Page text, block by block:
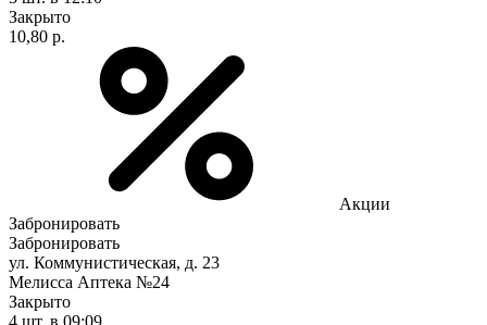
Закрыто
10,80 р.
Акции
Забронировать
Забронировать
ул. Коммунистическая, д. 23
Мелисса Аптека №24
Закрыто
4 шт. в 09:09